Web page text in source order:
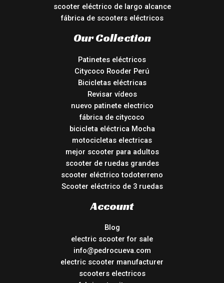
scooter eléctrico de largo alcance
fábrica de scooters eléctricos
Our Collection
Patinetes eléctricos
Citycoco Rooder Perú
Bicicletas eléctricas
Revisar vídeos
nuevo patinete electrico
fábrica de citycoco
bicicleta eléctrica Mocha
motocicletas electricas
mejor scooter para adultos
scooter de ruedas grandes
scooter eléctrico todoterreno
Scooter eléctrico de 3 ruedas
Account
Blog
electric scooter for sale
info@pedrocueva.com
electric scooter manufacturer
scooters electricos